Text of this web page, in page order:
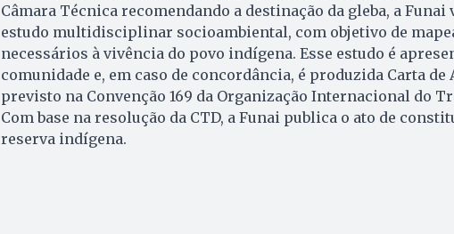
Câmara Técnica recomendando a destinação da gleba, a
estudo multidisciplinar socioambiental, com objetivo de
necessários à vivência do povo indígena. Esse estudo é
comunidade e, em caso de concordância, é produzida Carta de
previsto na Convenção 169 da Organização Internacional do
Com base na resolução da CTD, a Funai publica o ato de
reserva indígena.